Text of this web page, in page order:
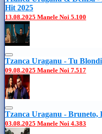
Hit 2025
13.08.2025 Manele Noi 5.100
Tzanca Uraganu - Tu
09.08.2025 Manele Noi 7.517
Tzanca Uraganu - Bruneto,
03.08.2025 Manele Noi 4.383